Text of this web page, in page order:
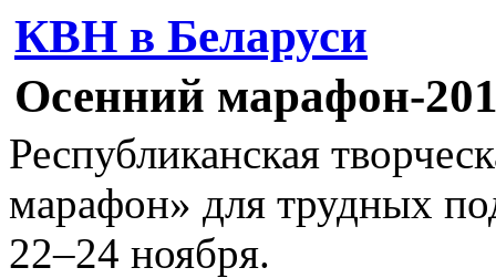
КВН в Беларуси
Осенний марафон-
Республиканская
марафон» для трудных
22–24 ноября.